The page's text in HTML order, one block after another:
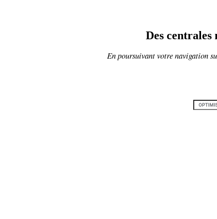
Des
En poursuivant votre navigation